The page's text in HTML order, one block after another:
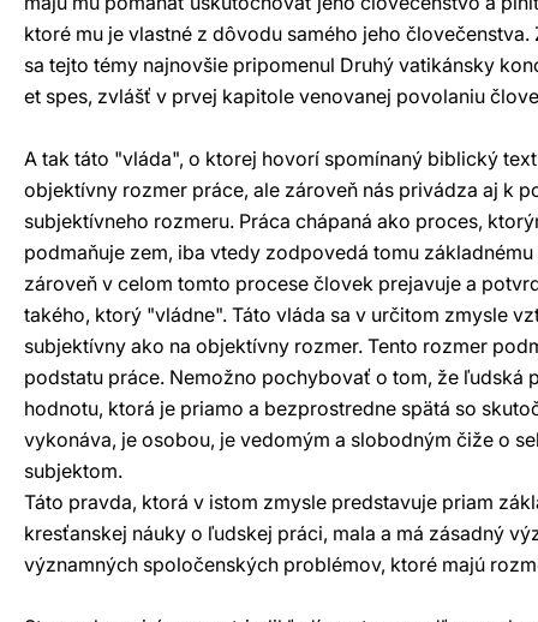
ktoré mu je vlastné z dôvodu samého jeho
sa tejto témy najnovšie pripomenul Druhý vatikánsky
et spes, zvlášť v prvej kapitole venovanej povolaniu
A tak táto "vláda", o ktorej hovorí spomínaný biblický
objektívny rozmer práce, ale zároveň nás privádza aj k
subjektívneho rozmeru. Práca chápaná ako proces,
podmaňuje zem, iba vtedy zodpovedá tomu
zároveň v celom tomto procese človek prejavuje a
takého, ktorý "vládne". Táto vláda sa v určitom zmysle
subjektívny ako na objektívny rozmer. Tento rozmer
podstatu práce. Nemožno pochybovať o tom, že ľudská
hodnotu, ktorá je priamo a bezprostredne spätá so
vykonáva, je osobou, je vedomým a slobodným čiže o
subjektom.
Táto pravda, ktorá v istom zmysle predstavuje priam
kresťanskej náuky o ľudskej práci, mala a má zásadný
významných spoločenských problémov, ktoré majú